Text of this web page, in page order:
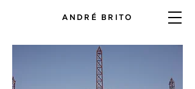
ANDRÉ BRITO